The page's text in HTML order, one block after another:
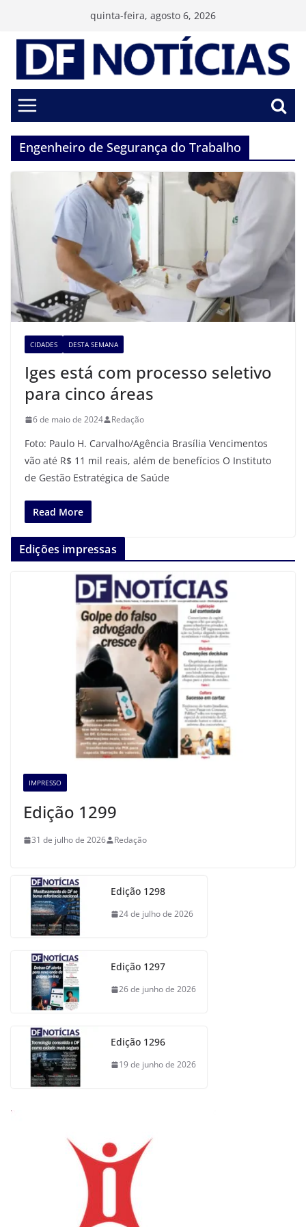
conteúdo
quinta-feira, agosto 6, 2026
Engenheiro de Segurança do Trabalho
CIDADES DESTA SEMANA
Iges está com processo seletivo
para cinco áreas
6 de maio de 2024 Redação
Foto: Paulo H. Carvalho/Agência Brasília Vencimentos
vão até R$ 11 mil reais, além de benefícios O Instituto
de Gestão Estratégica de Saúde
Read More
Edições impressas
IMPRESSO
Edição 1299
31 de julho de 2026 Redação
Edição 1298
24 de julho de 2026
Edição 1297
26 de junho de 2026
Edição 1296
19 de junho de 2026